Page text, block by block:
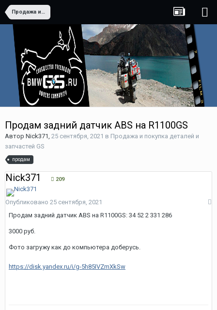
Продажа и покупка деталей и запчастей GS
Продам задний датчик ABS на R1100GS
Автор Nick371, 25 сентября, 2021 в Продажа и покупка деталей и
запчастей GS
продам
Nick371 209
Опубликовано 25 сентября, 2021
Продам задний датчик ABS на R1100GS: 34 52 2 331 286
3000 руб.
Фото загружу как до компьютера доберусь.
https://disk.yandex.ru/i/g-5h85IVZmXkSw